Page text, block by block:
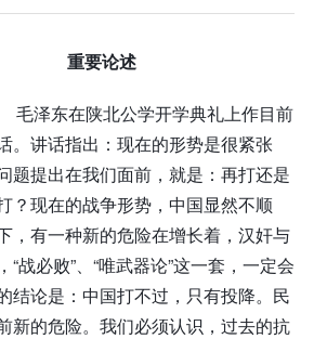
重要论述
毛泽东在陕北公学开学典礼上作目前
。讲话指出：现在的形势是很紧张
题提出在我们面前，就是：再打还是
？现在的战争形势，中国显然不顺
，有一种新的危险在增长着，汉奸与
“战必败”、“唯武器论”这一套，一定会
结论是：中国打不过，只有投降。民
新的危险。我们必须认识，过去的抗